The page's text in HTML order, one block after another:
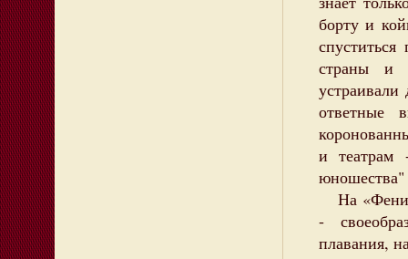
борту и
страны и
ответные
и театрам
На
-
плавания,